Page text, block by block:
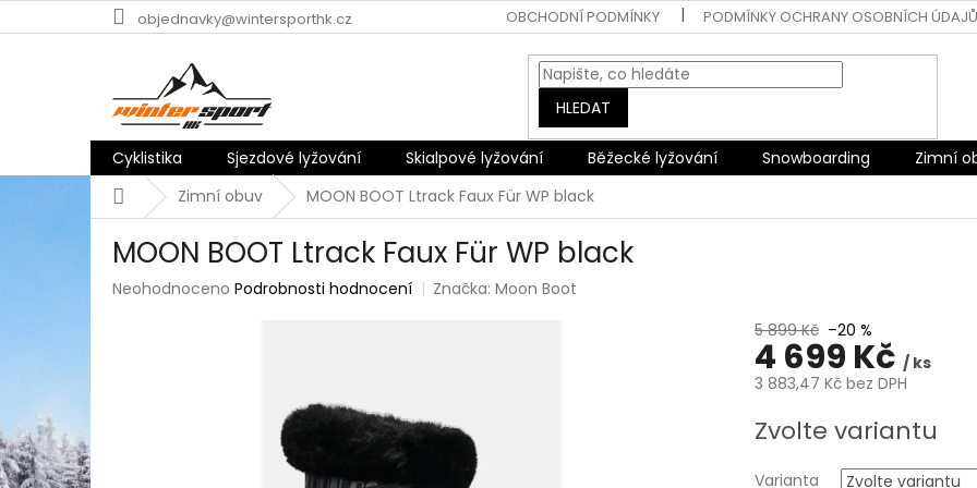
na
objednavky@wintersporthk.cz OBCHODNÍ PODMÍNKY PODMÍNKY OCHRANY OSOBNÍCH ÚDAJŮ
HLEDAT
Cyklistika Sjezdové lyžování Skialpové lyžování Běžecké lyžování Snowboarding Zimní
DomůZimní obuv MOON BOOT Ltrack Faux Für WP black
MOON BOOT Ltrack Faux Für WP black
Průměrné
Neohodnoceno Podrobnosti hodnocení Značka:Moon Boot
5 899 Kč –20 %
4 699 Kč / ks
3 883,47 Kč bez DPH
cena:
Zvolte variantu
Varianta